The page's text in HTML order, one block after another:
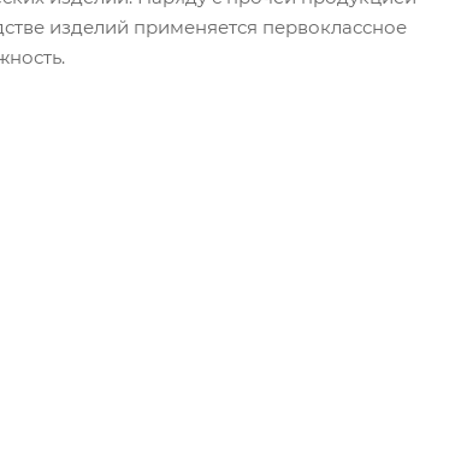
изделий применяется первоклассное